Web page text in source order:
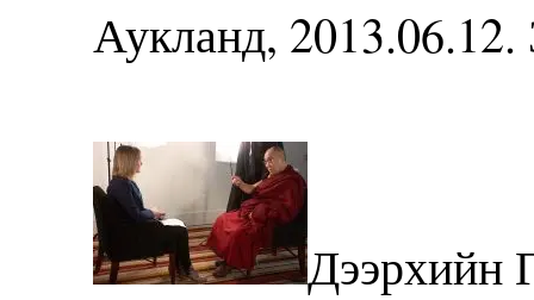
Аукланд,
Дээрхийн